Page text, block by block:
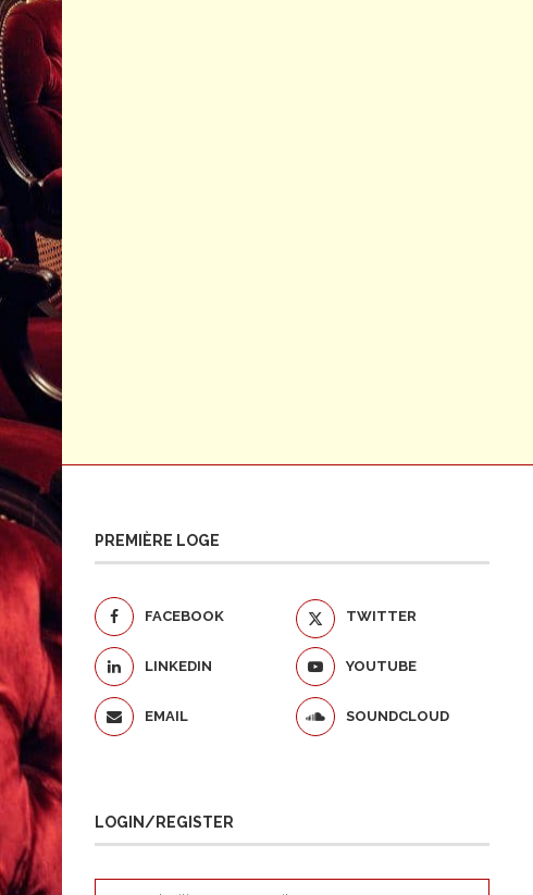
PREMIÈRE LOGE
FACEBOOK TWITTER
LINKEDIN YOUTUBE
EMAIL SOUNDCLOUD
LOGIN/REGISTER